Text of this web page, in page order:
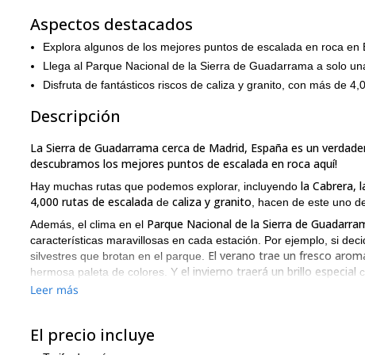
Aspectos destacados
Explora algunos de los mejores puntos de escalada en roca en
Llega al Parque Nacional de la Sierra de Guadarrama a solo
Disfruta de fantásticos riscos de caliza y granito, con más de
Descripción
La Sierra de Guadarrama cerca de Madrid, España es un
descubramos los mejores puntos de escalada en roca aquí!
Hay muchas rutas que podemos explorar, incluyendo la Cabrera,
4,000 rutas de escalada de caliza y granito , hacen de este uno
Además, el clima en el Parque Nacional de la Sierra de
características maravillosas en cada estación. Por ejemplo, si
silvestres que brotan en el parque. El verano trae un fresco
hermosa paleta de colores. Y el invierno traerá un brillo especial
importar la temporada que elijas, prometo que será una
Además, este programa
Leer más
El precio incluye